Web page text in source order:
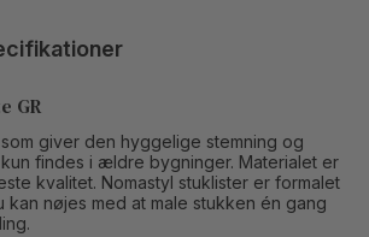
GR
giver den hyggelige stemning og
findes i ældre bygninger. Materialet er
kvalitet. Nomastyl stuklister er formalet
nøjes med at male stukken én gang